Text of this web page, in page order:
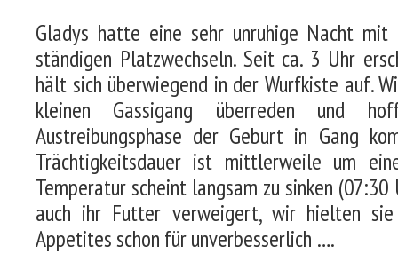
Gladys hatte eine sehr unruhige Nacht mit
ständigen Platzwechseln. Seit ca. 3 Uhr
hält sich überwiegend in der Wurfkiste auf.
kleinen Gassigang überreden und
Austreibungsphase der Geburt in Gang
Trächtigkeitsdauer ist mittlerweile um
Temperatur scheint langsam zu sinken (07:30
auch ihr Futter verweigert, wir hielten sie
Appetites schon für unverbesserlich ….